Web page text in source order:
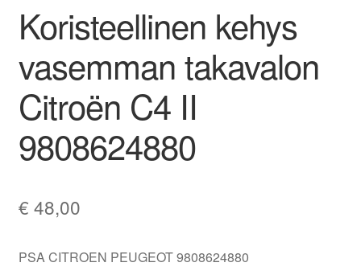
Tilini
Valitukset
Koristeellinen kehys
vasemman takavalon
Citroën C4 II
9808624880
€ 48,00
PSA CITROEN PEUGEOT 9808624880